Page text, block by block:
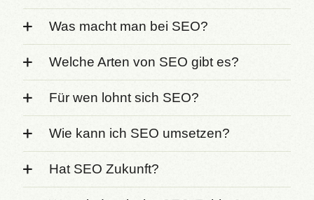
Was macht man bei SEO?
Welche Arten von SEO gibt es?
Für wen lohnt sich SEO?
Wie kann ich SEO umsetzen?
Hat SEO Zukunft?